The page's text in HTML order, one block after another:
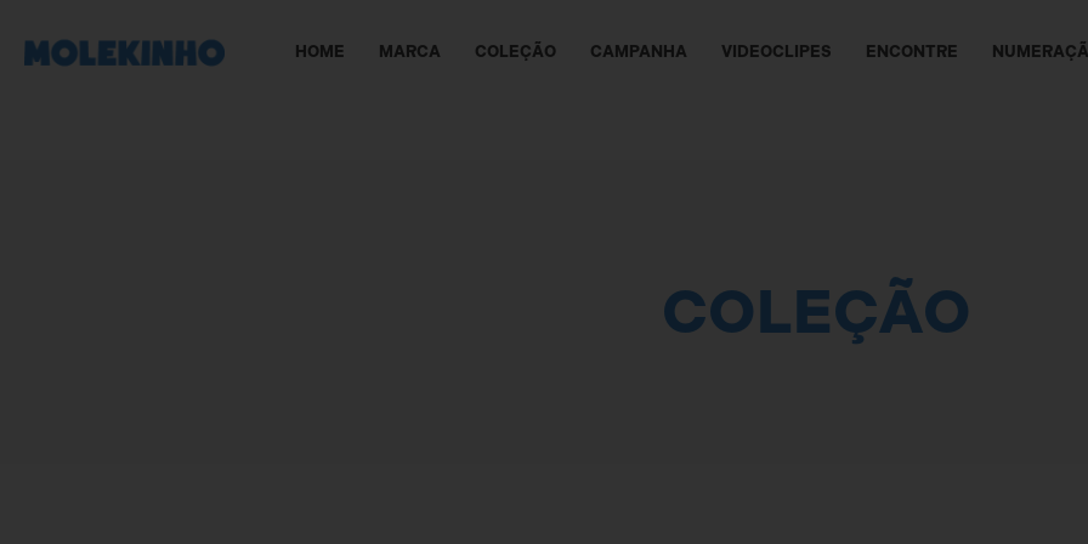
HOME MARCA COLEÇÃO CAMPANHA VIDEOCLIPES ENCONTRE
COLEÇÃO